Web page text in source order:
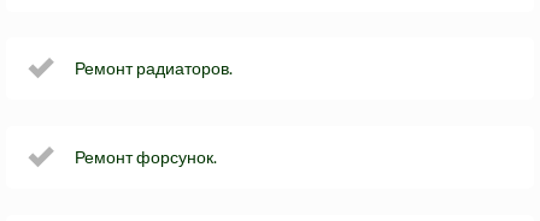
Ремонт радиаторов.
Ремонт форсунок.